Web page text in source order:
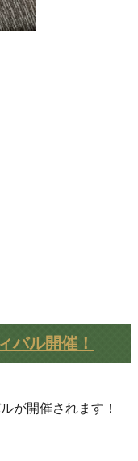
バル開催！
が開催されます！